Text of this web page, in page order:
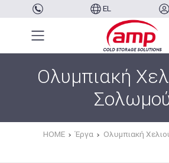
EL
Ολυμπιακή
HOME Έργα Ολυμπιακή